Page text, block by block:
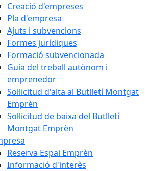
Creació d'empreses
Pla d'empresa
Ajuts i subvencions
Formes jurídiques
Formació subvencionada
Guia del treball autònom i
emprenedor
Sol·licitud d'alta al Butlletí Montgat
Emprèn
Sol·licitud de baixa del Butlletí
Montgat Emprèn
Reserva Espai Emprèn
Informació d'interès